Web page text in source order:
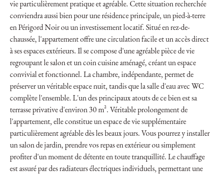
vie particulièrement pratique et agréable. Cette situation recherchée
conviendra aussi bien pour une résidence principale, un pied-à-terre
en Périgord Noir ou un investissement locatif. Situé en rez-de-
chaussée, l'appartement offre une circulation facile et un accès direct
à ses espaces extérieurs. Il se compose d'une agréable pièce de vie
regroupant le salon et un coin cuisine aménagé, créant un espace
convivial et fonctionnel. La chambre, indépendante, permet de
préserver un véritable espace nuit, tandis que la salle d'eau avec WC
complète l'ensemble. L'un des principaux atouts de ce bien est sa
terrasse privative d'environ 30 m². Véritable prolongement de
l'appartement, elle constitue un espace de vie supplémentaire
particulièrement agréable dès les beaux jours. Vous pourrez y installer
un salon de jardin, prendre vos repas en extérieur ou simplement
profiter d'un moment de détente en toute tranquillité. Le chauffage
est assuré par des radiateurs électriques individuels, permettant une